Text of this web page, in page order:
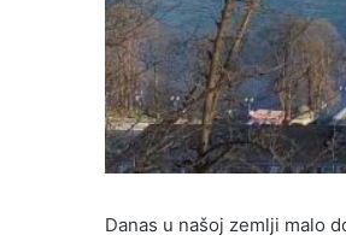
Danas u našoj zemlji malo